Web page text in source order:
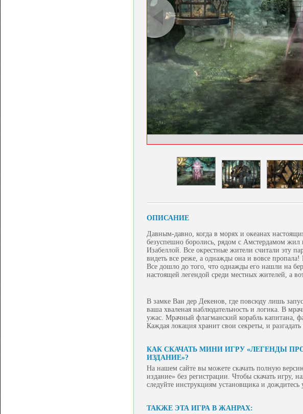
ОПИСАНИЕ
Давным-давно, когда в морях и океанах
безуспешно боролись, рядом с Амстердамом
Изабеллой. Все окрестные жители считали эту
видеть все реже, а однажды она и вовсе
Все дошло до того, что однажды его нашли на
настоящей легендой среди местных жителей, а
В замке Ван дер Декенов, где повсюду лишь
ваша хваленая наблюдательность и логика. В
ужас. Мрачный флагманский корабль капитана,
Каждая локация хранит свои секреты, и
КАК СКАЧАТЬ МИНИ ИГРУ «ЛЕГЕНДЫ
ИЗДАНИЕ»?
На нашем сайте вы можете скачать полную
издание» без регистрации. Чтобы скачать игру,
следуйте инструкциям установщика и дождитесь
ТАКЖЕ ЭТА ИГРА В ЖАНРАХ: